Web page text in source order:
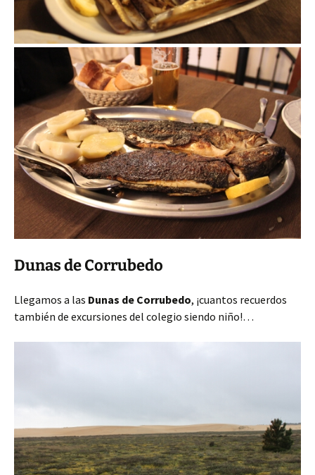
Dunas de Corrubedo
Llegamos a las Dunas de Corrubedo, ¡cuantos recuerdos
también de excursiones del colegio siendo niño!…